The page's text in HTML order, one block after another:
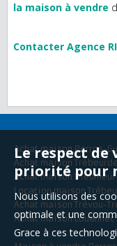
la maison à vendre
Contacter Agence
Achat maison Perros-
Achat maison
Achat maison
Location maison
Achat maison Trévou-
Achat maison Louannec
Le respect de
priorité pour
Nous utilisons des
optimale et une
Grace à ces